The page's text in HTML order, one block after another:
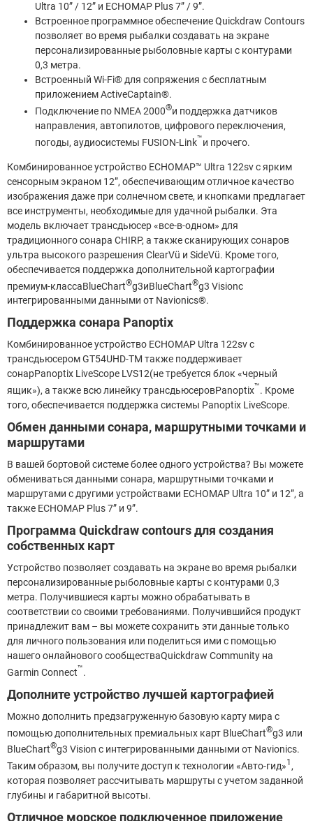
Ultra 10” / 12” и ECHOMAP Plus 7” / 9”.
Встроенное программное обеспечение Quickdraw Contours
позволяет во время рыбалки создавать на экране
персонализированные рыболовные карты с контурами
0,3 метра.
Встроенный Wi-Fi® для сопряжения с бесплатным
приложением ActiveCaptain®.
Подключение по NMEA 2000®и поддержка датчиков
направления, автопилотов, цифрового переключения,
погоды, аудиосистемы FUSION-Link™и прочего.
Комбинированное устройство ECHOMAP™ Ultra 122sv с ярким
сенсорным экраном 12”, обеспечивающим отличное качество
изображения даже при солнечном свете, и кнопками предлагает
все инструменты, необходимые для удачной рыбалки. Эта
модель включает трансдьюсер «все-в-одном» для
традиционного сонара CHIRP, а также сканирующих сонаров
ультра высокого разрешения ClearVü и SideVü. Кроме того,
обеспечивается поддержка дополнительной картографии
премиум-классаBlueChart®g3иBlueChart®g3 Visionс
интегрированными данными от Navionics®.
Поддержка сонара Panoptix
Комбинированное устройство ECHOMAP Ultra 122sv с
трансдьюсером GT54UHD-TM также поддерживает
сонарPanoptix LiveScope LVS12(не требуется блок «черный
ящик»), а также всю линейку трансдьюсеровPanoptix™. Кроме
того, обеспечивается поддержка системы Panoptix LiveScope.
Обмен данными сонара, маршрутными точками и
маршрутами
В вашей бортовой системе более одного устройства? Вы можете
обмениваться данными сонара, маршрутными точками и
маршрутами с другими устройствами ECHOMAP Ultra 10” и 12”, а
также ECHOMAP Plus 7” и 9”.
Программа Quickdraw contours для создания
собственных карт
Устройство позволяет создавать на экране во время рыбалки
персонализированные рыболовные карты с контурами 0,3
метра. Получившиеся карты можно обрабатывать в
соответствии со своими требованиями. Получившийся продукт
принадлежит вам – вы можете сохранить эти данные только
для личного пользования или поделиться ими с помощью
нашего онлайнового сообществаQuickdraw Community на
Garmin Connect™.
Дополните устройство лучшей картографией
Можно дополнить предзагруженную базовую карту мира с
помощью дополнительных премиальных карт BlueChart®g3 или
BlueChart®g3 Vision с интегрированными данными от Navionics.
Таким образом, вы получите доступ к технологии «Авто-гид»1 ,
которая позволяет рассчитывать маршруты с учетом заданной
глубины и габаритной высоты.
Отличное морское подключенное приложение